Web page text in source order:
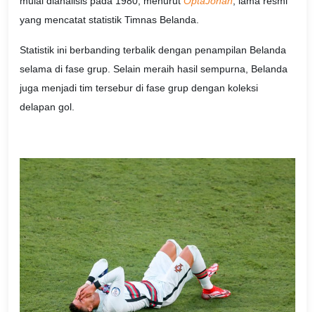
yang mencatat statistik Timnas Belanda.
Statistik ini berbanding terbalik dengan penampilan Belanda
selama di fase grup. Selain meraih hasil sempurna, Belanda
juga menjadi tim tersebur di fase grup dengan koleksi
delapan gol.